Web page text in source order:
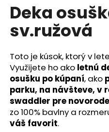
produktu
je
z
hviezdičiek.
Deka
sv.ružová
Toto je kúsok, ktorý v lete
Využijete ho ako letnú
osušku po kúpaní, ako
parku, na návšteve, v
swaddler pre
zo 100% bavlny a
váš favorit.
d
p
o
r
ú
č
a
m